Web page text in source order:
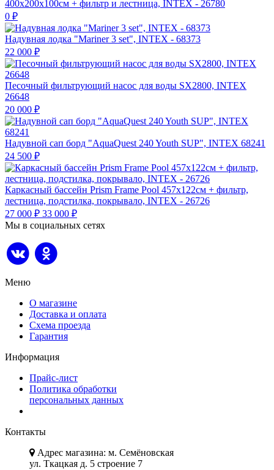
400х200х100см + фильтр и лестница, INTEX - 26780
0 ₽
Надувная лодка "Mariner 3 set", INTEX - 68373
22 000 ₽
Песочный фильтрующий насос для воды SX2800, INTEX
26648
20 000 ₽
Надувной сап борд "AquaQuest 240 Youth SUP", INTEX 68241
24 500 ₽
Каркасный бассейн Prism Frame Pool 457х122см + фильтр,
лестница, подстилка, покрывало, INTEX - 26726
27 000 ₽ 33 000 ₽
Мы в социальных сетях
Меню
О магазине
Доставка и оплата
Схема проезда
Гарантия
Информация
Прайс-лист
Политика обработки
персональных данных
Контакты
Адрес магазина: м. Семёновская
ул. Ткацкая д. 5 строение 7